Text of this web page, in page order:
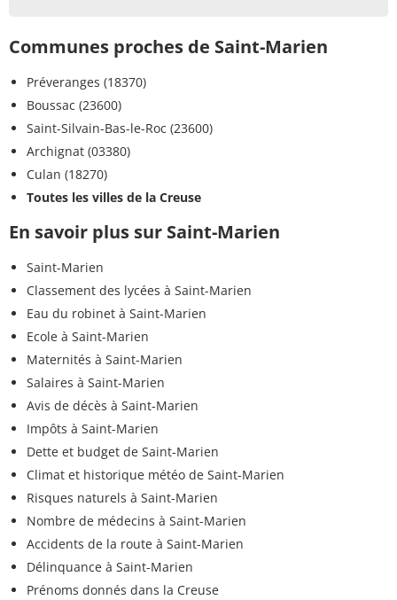
Communes proches de Saint-Marien
Préveranges (18370)
Boussac (23600)
Saint-Silvain-Bas-le-Roc (23600)
Archignat (03380)
Culan (18270)
Toutes les villes de la Creuse
En savoir plus sur Saint-Marien
Saint-Marien
Classement des lycées à Saint-Marien
Eau du robinet à Saint-Marien
Ecole à Saint-Marien
Maternités à Saint-Marien
Salaires à Saint-Marien
Avis de décès à Saint-Marien
Impôts à Saint-Marien
Dette et budget de Saint-Marien
Climat et historique météo de Saint-Marien
Risques naturels à Saint-Marien
Nombre de médecins à Saint-Marien
Accidents de la route à Saint-Marien
Délinquance à Saint-Marien
Prénoms donnés dans la Creuse